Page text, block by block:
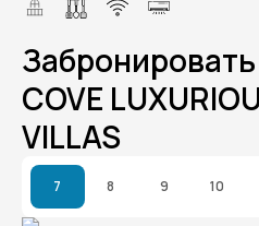
Забронировать
COVE
VILLAS
7 8 9 10